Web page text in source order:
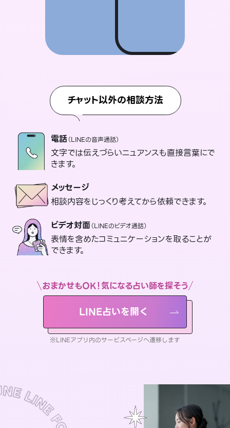
チャット以外の相談方法
電話（LINEの音声通話）
文字では伝えづらいニュアンスも直接言葉にで
きます。
メッセージ
相談内容をじっくり考えてから依頼できます。
ビデオ対面（LINEのビデオ通話）
表情を含めたコミュニケーションを取ることが
できます。
おまかせもOK！気になる占い師を探そう
LINE占いを開く
※LINEアプリ内のサービスページへ遷移します